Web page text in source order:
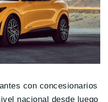
con concesionarios
nacional desde luego